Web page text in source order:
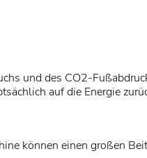
und des CO2-
auf die Energie
können einen großen